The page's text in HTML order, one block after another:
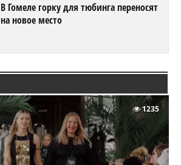
В Гомеле горку для тюбинга переносят
на новое место
1235